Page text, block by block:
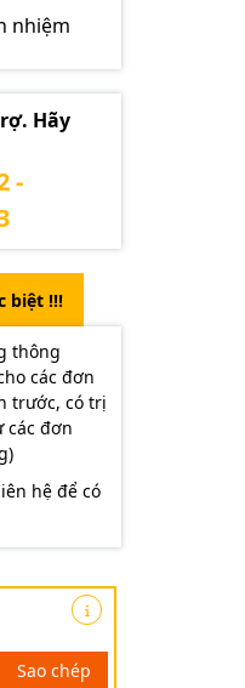
nhiệm
Hãy
-
biệt !!!
thông
các đơn
trước, có trị
các đơn
hệ để có
Sao chép